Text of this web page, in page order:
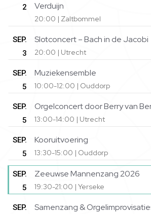
2
Verduijn
20:00 | Zaltbommel
SEP.
3
Slotconcert – Bach in de Jacobi
20:00 | Utrecht
SEP.
5
Muziekensemble
10:00-12:00 | Ouddorp
SEP.
5
Orgelconcert door Berry van
13:00-14:00 | Utrecht
SEP.
5
Kooruitvoering
13:30-15:00 | Ouddorp
SEP.
5
Zeeuwse Mannenzang 2026
19:30-21:00 | Yerseke
SEP.
Samenzang &